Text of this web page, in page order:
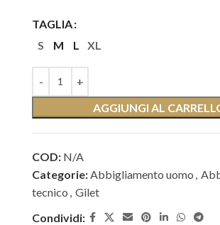
TAGLIA
S
M L XL
AGGIUNGI AL
COD: N/A
Categorie: Abbigliamento uomo
tecnico Gilet
Condividi: